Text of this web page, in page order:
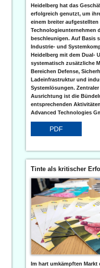
Heidelberg hat das
erfolgreich genutzt, um
einem breiter aufgestellten
Technologieunternehmen
beschleunigen. Auf Basis
Industrie- und
Heidelberg mit dem Dual-
systematisch zusätzliche
Bereichen Defense,
Ladeinfrastruktur und
Systemlösungen.
Ausrichtung ist die
entsprechenden
Advanced Technologies
PDF
Tinte als kritischer
Im hart umkämpften Markt